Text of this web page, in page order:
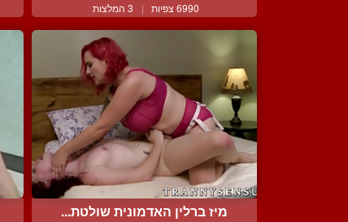
6990 צפיות | 3 המלצות
מיז ברלין האדמונית שולטת...